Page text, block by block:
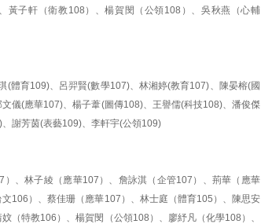
黃子軒（衛教108）、楊賀閔（公領108）、吳秋燕（心輔
體育109)、呂羿賢(數學107)、林湘婷(教育107)、陳晏榕(國
儀(應華107)、楊子葦(圖傳108)、王譽儒(科技108)、潘俊傑
謝芳茵(表藝109)、李軒宇(公領109)
、林子綾（應華107）、詹詠淇（企管107）、荊華（應華
106）、蔡佳珊（應華107）、林士庭（體育105）、陳思安
（特教106）、楊賀閔（公領108）、廖紓凡（化學108）、